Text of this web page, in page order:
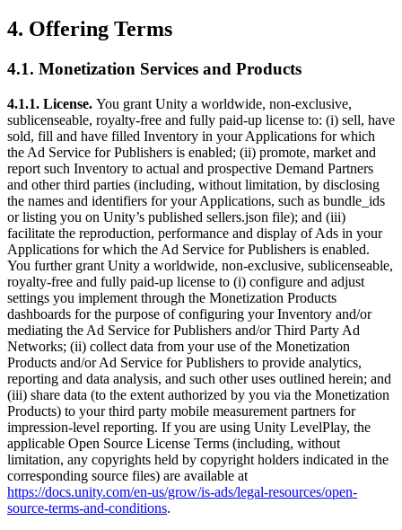
4. Offering Terms
4.1. Monetization Services and Products
4.1.1. License. You grant Unity a worldwide, non-exclusive,
sublicenseable, royalty-free and fully paid-up license to: (i) sell, have
sold, fill and have filled Inventory in your Applications for which
the Ad Service for Publishers is enabled; (ii) promote, market and
report such Inventory to actual and prospective Demand Partners
and other third parties (including, without limitation, by disclosing
the names and identifiers for your Applications, such as bundle_ids
or listing you on Unity’s published sellers.json file); and (iii)
facilitate the reproduction, performance and display of Ads in your
Applications for which the Ad Service for Publishers is enabled.
You further grant Unity a worldwide, non-exclusive, sublicenseable,
royalty-free and fully paid-up license to (i) configure and adjust
settings you implement through the Monetization Products
dashboards for the purpose of configuring your Inventory and/or
mediating the Ad Service for Publishers and/or Third Party Ad
Networks; (ii) collect data from your use of the Monetization
Products and/or Ad Service for Publishers to provide analytics,
reporting and data analysis, and such other uses outlined herein; and
(iii) share data (to the extent authorized by you via the Monetization
Products) to your third party mobile measurement partners for
impression-level reporting. If you are using Unity LevelPlay, the
applicable Open Source License Terms (including, without
limitation, any copyrights held by copyright holders indicated in the
corresponding source files) are available at
https://docs.unity.com/en-us/grow/is-ads/legal-resources/open-
source-terms-and-conditions.